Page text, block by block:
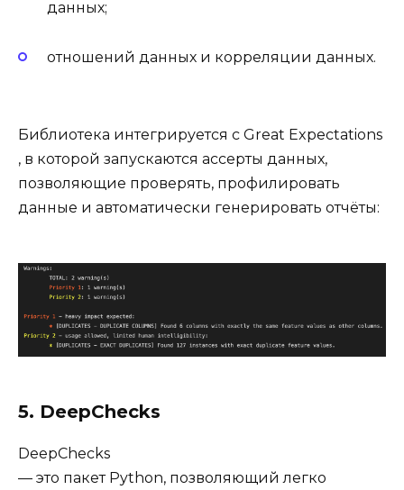
данных;
отношений данных и корреляции данных.
Библиотека интегрируется с Great Expectations
, в которой запускаются ассерты данных,
позволяющие проверять, профилировать
данные и автоматически генерировать отчёты:
5. DeepChecks
DeepChecks
— это пакет Python, позволяющий легко